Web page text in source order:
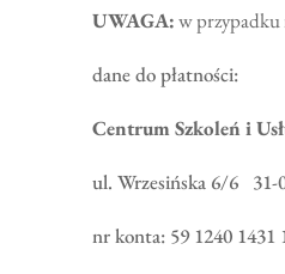
UWAGA:w przypadku
dane do płatności:
Centrum Szkoleń i
ul. Wrzesińska 6/6 31-
nr konta: 59 1240 1431